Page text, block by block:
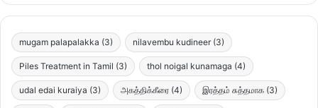
mugam palapalakka (3) nilavembu kudineer (3)
Piles Treatment in Tamil (3) thol noigal kunamaga (4)
udal edai kuraiya (3) அகத்திக்கீரை (4) இரத்தம் சுத்தமாக (3)